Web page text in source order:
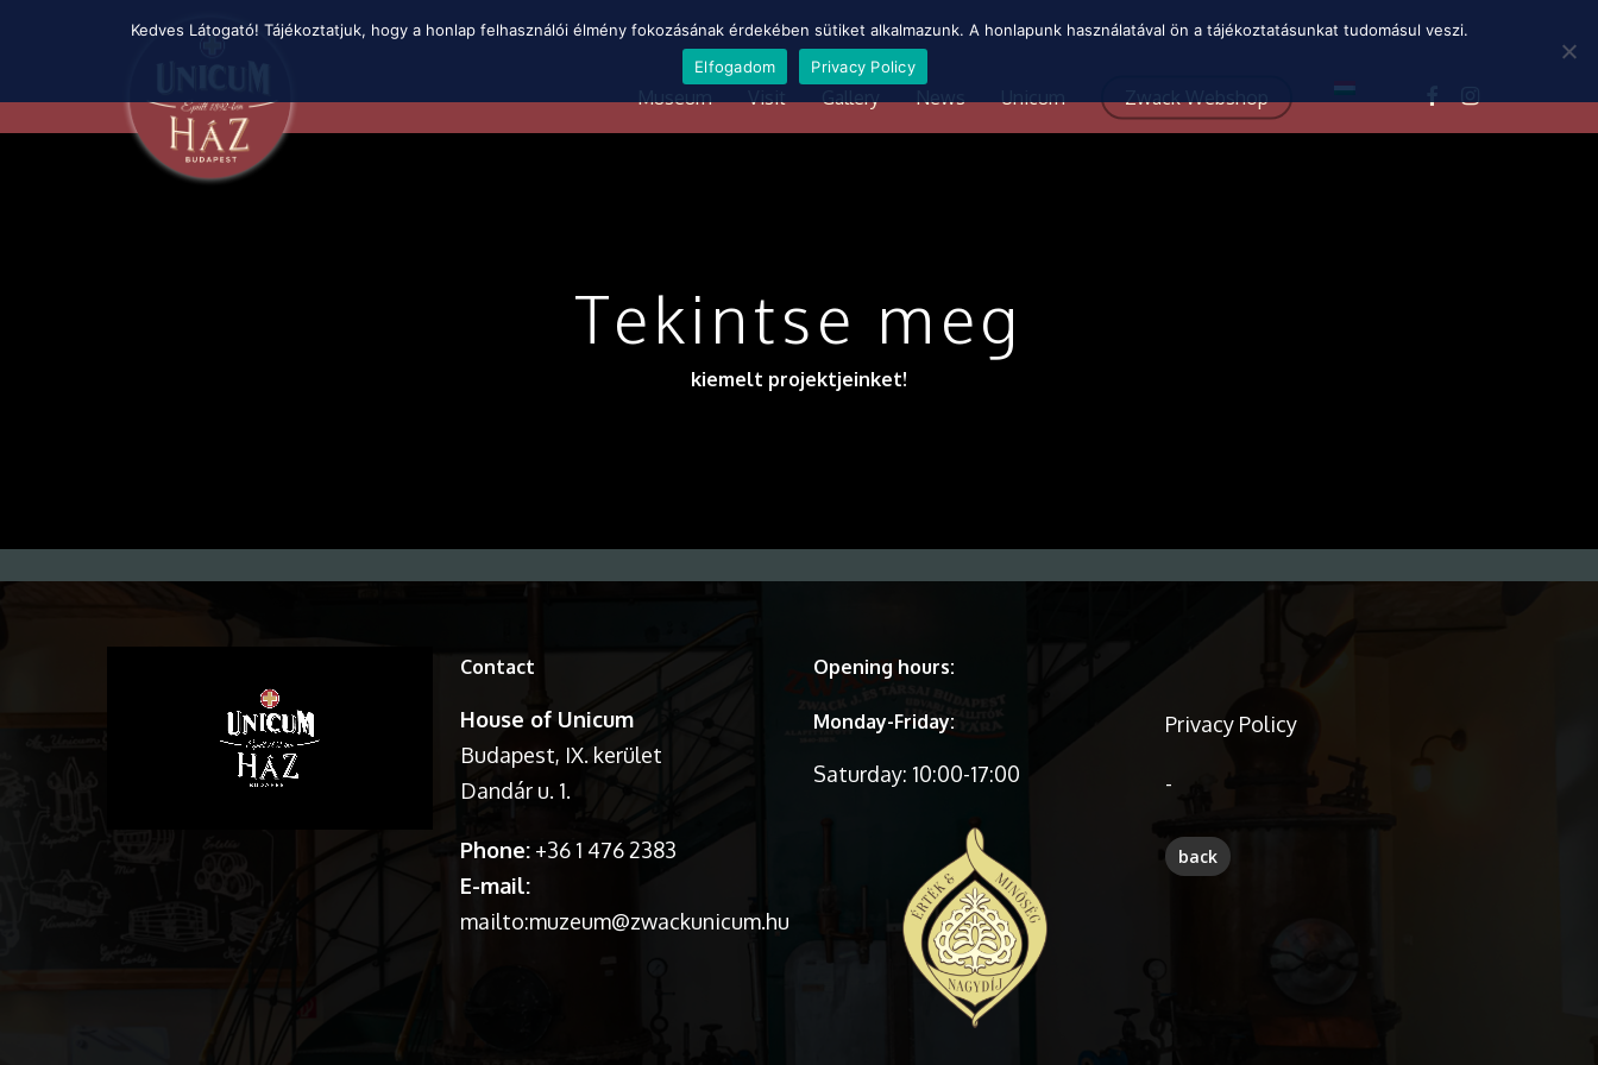
Museum Visit Gallery News Unicum Zwack Webshop
Tekintse meg
kiemelt projektjeinket!
Contact
House of Unicum
Budapest, IX. kerület
Dandár u. 1.
Phone: +36 1 476 2383
E-mail:
mailto:muzeum@zwackunicum.hu
Opening hours:
Monday-Friday:
Saturday: 10:00-17:00
Privacy Policy
-
Kedves Látogató! Tájékoztatjuk, hogy a honlap felhasználói élmény fokozásának érdekében sütiket alkalmazunk. A honlapunk használatával ön a tájékoztatásunkat tudomásul veszi.
Elfogadom
Privacy Policy